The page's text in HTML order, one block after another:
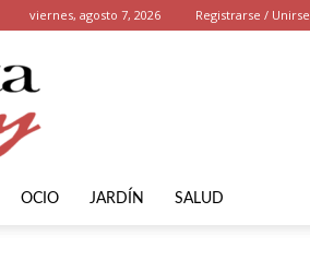
viernes, agosto 7, 2026 Registrarse / Unirse
OCIO JARDÍN SALUD